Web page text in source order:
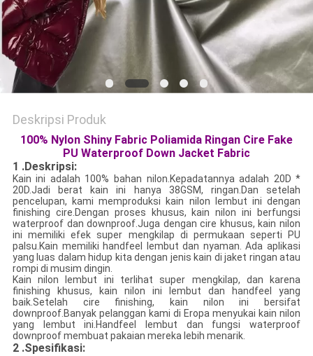
Deskripsi Produk
100% Nylon Shiny Fabric Poliamida Ringan Cire Fake
PU Waterproof Down Jacket Fabric
1 .Deskripsi:
Kain ini adalah 100% bahan nilon.Kepadatannya adalah 20D *
20D.Jadi berat kain ini hanya 38GSM, ringan.Dan setelah
pencelupan, kami memproduksi kain nilon lembut ini dengan
finishing cire.Dengan proses khusus, kain nilon ini berfungsi
waterproof dan downproof.Juga dengan cire khusus, kain nilon
ini memiliki efek super mengkilap di permukaan seperti PU
palsu.Kain memiliki handfeel lembut dan nyaman. Ada aplikasi
yang luas dalam hidup kita dengan jenis kain di jaket ringan atau
rompi di musim dingin.
Kain nilon lembut ini terlihat super mengkilap, dan karena
finishing khusus, kain nilon ini lembut dan handfeel yang
baik.Setelah cire finishing, kain nilon ini bersifat
downproof.Banyak pelanggan kami di Eropa menyukai kain nilon
yang lembut ini.Handfeel lembut dan fungsi waterproof
downproof membuat pakaian mereka lebih menarik.
2 .Spesifikasi: